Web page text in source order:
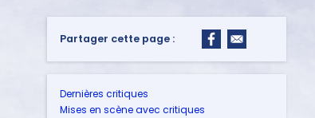
Partager cette page :
Dernières critiques
Mises en scène avec critiques